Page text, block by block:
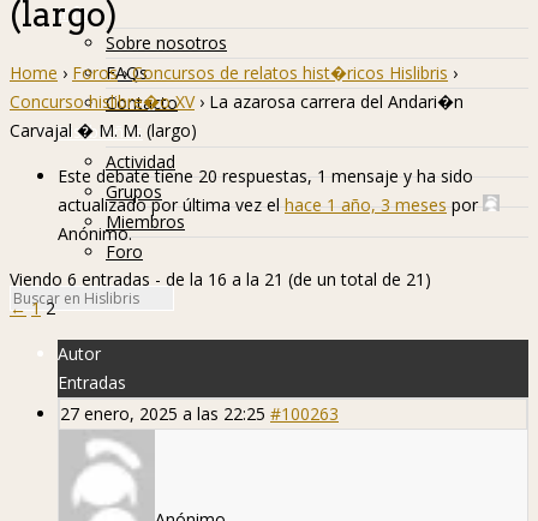
Info
Sobre nosotros
FAQs
Contacto
Hislibreños
Actividad
Grupos
Miembros
Foro
(largo)
Home › Foros › Concursos de relatos hist�ricos Hislibris ›
Concurso hislibre�o XV › La azarosa carrera del Andari�n
Carvajal � M. M. (largo)
Este debate tiene 20 respuestas, 1 mensaje y ha sido
actualizado por última vez el hace 1 año, 3 meses por
Anónimo.
Viendo 6 entradas - de la 16 a la 21 (de un total de 21)
← 1 2
Autor
Entradas
27 enero, 2025 a las 22:25 #100263